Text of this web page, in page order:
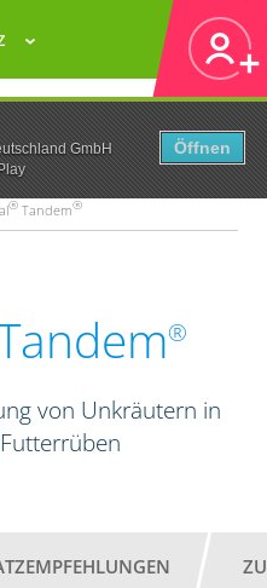
GmbH
Öffnen
® Tandem®
®
von Unkräutern in